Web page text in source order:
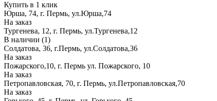
Купить в 1 клик
Юрша, 74, г. Пермь, ул.Юрша,74
На заказ
Тургенева, 12, г. Пермь, ул.Тургенева,12
В наличии (1)
Солдатова, 36, г.Пермь, ул.Солдатова,36
На заказ
Пожарского,10, г. Пермь ул. Пожарского, 10
На заказ
Петропавловская, 70, г. Пермь, ул.Петропавловская,70
На заказ